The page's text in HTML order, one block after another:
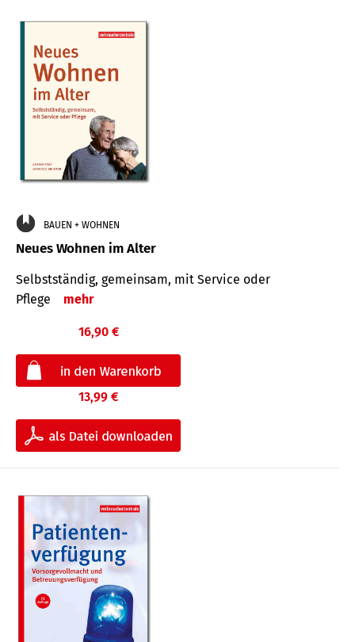
BAUEN + WOHNEN
Neues Wohnen im Alter
Selbstständig, gemeinsam, mit Service oder
Pflege
mehr
16,90 €
13,99 €